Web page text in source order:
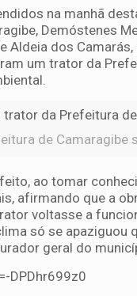
na manhã
Demóstenes
Aldeia dos
um trator da
de Camaragibe
ao tomar
afirmando que a
voltasse a
só se
geral do
DPDhr699z0